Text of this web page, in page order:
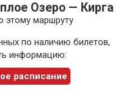
Озеро — Кирга
этому маршруту
по наличию билетов,
информацию:
расписание